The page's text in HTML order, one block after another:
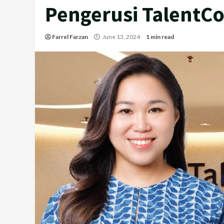
Pengerusi
Farrel Farzan June 13, 2024 1 min read